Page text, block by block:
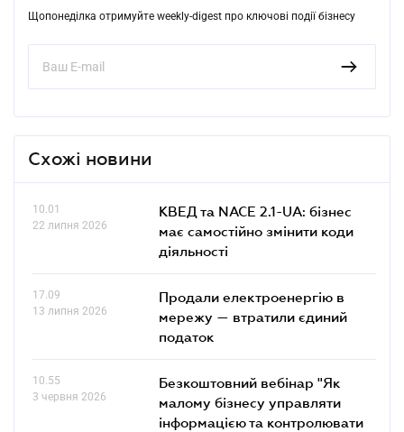
Щопонеділка отримуйте weekly-digest про ключові події бізнесу
Схожі новини
10.01
22 липня 2026
КВЕД та NACE 2.1-UA: бізнес
має самостійно змінити коди
діяльності
17.09
13 липня 2026
Продали електроенергію в
мережу — втратили єдиний
податок
10.55
3 червня 2026
Безкоштовний вебінар "Як
малому бізнесу управляти
інформацією та контролювати